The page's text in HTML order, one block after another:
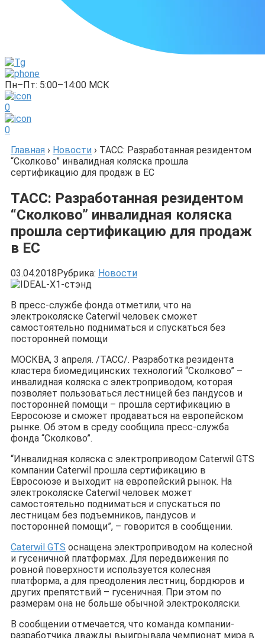
Пн–Пт: 5:00–14:00 МСК
0
0
Главная › Новости › ТАСС: Разработанная резидентом
“Сколково” инвалидная коляска прошла
сертификацию для продаж в ЕС
ТАСС: Разработанная резидентом
“Сколково” инвалидная коляска
прошла сертификацию для продаж
в ЕС
03.04.2018 Рубрика: Новости
В пресс-службе фонда отметили, что на
электроколяске Caterwil человек сможет
самостоятельно подниматься и спускаться без
посторонней помощи
МОСКВА, 3 апреля. /ТАСС/. Разработка резидента
кластера биомедицинских технологий “Сколково” –
инвалидная коляска с электроприводом, которая
позволяет пользоваться лестницей без пандусов и
посторонней помощи – прошла сертификацию в
Евросоюзе и сможет продаваться на европейском
рынке. Об этом в среду сообщила пресс-служба
фонда “Сколково”.
“Инвалидная коляска с электроприводом Caterwil GTS
компании Caterwil прошла сертификацию в
Евросоюзе и выходит на европейский рынок. На
электроколяске Caterwil человек может
самостоятельно подниматься и спускаться по
лестницам без подъемников, пандусов и
посторонней помощи”, – говорится в сообщении.
Caterwil GTS оснащена электроприводом на колесной
и гусеничной платформах. Для передвижения по
ровной поверхности используется колесная
платформа, а для преодоления лестниц, бордюров и
других препятствий – гусеничная. При этом по
размерам она не больше обычной электроколяски.
В сообщении отмечается, что команда компании-
разработчика дважды выигрывала чемпионат мира в